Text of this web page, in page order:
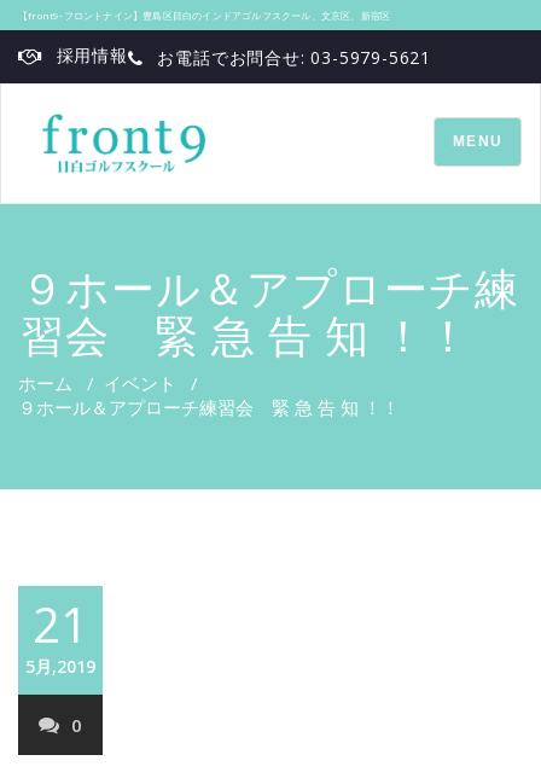
【front9‐フロントナイン】豊島区目白のインドアゴルフスクール、文京区、新宿区
採用情報 お電話でお問合せ: 03-5979-5621
TOGGLE
MENU
９ホール＆アプローチ練
習会 緊 急 告 知 ！！
ホーム / イベント
/
９ホール＆アプローチ練習会 緊 急 告 知 ！！
21
5月,2019
0